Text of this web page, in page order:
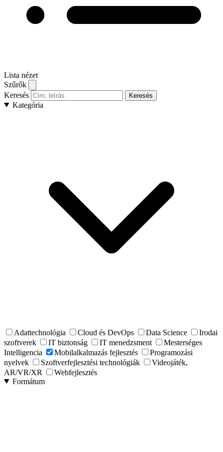
Lista nézet
Szűrők
Keresés
Keresés
Kategória
Adattechnológia Cloud és DevOps Data Science
Irodai
szoftverek
IT biztonság IT menedzsment
Mesterséges
Intelligencia
Mobilalkalmazás fejlesztés
Programozási
nyelvek
Szoftverfejlesztési technológiák
Videojáték,
AR/VR/XR
Webfejlesztés
Formátum